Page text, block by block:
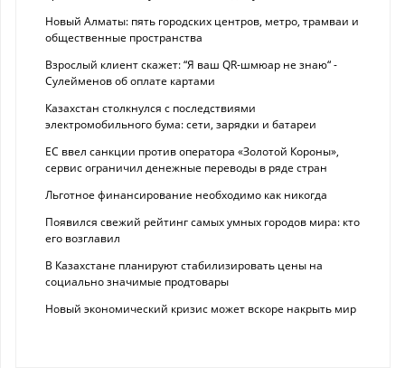
Новый Алматы: пять городских центров, метро, трамваи и
общественные пространства
Взрослый клиент скажет: “Я ваш QR-шмюар не знаю“ -
Сулейменов об оплате картами
Казахстан столкнулся с последствиями
электромобильного бума: сети, зарядки и батареи
ЕС ввел санкции против оператора «Золотой Короны»,
сервис ограничил денежные переводы в ряде стран
Льготное финансирование необходимо как никогда
Появился свежий рейтинг самых умных городов мира: кто
его возглавил
В Казахстане планируют стабилизировать цены на
социально значимые продтовары
Новый экономический кризис может вскоре накрыть мир